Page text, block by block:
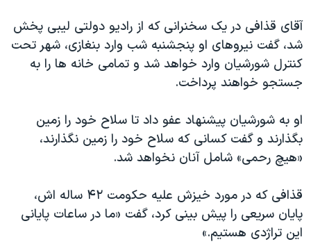
اعتراضات مردمی آبان ۹۸
اسرائیل در جنگ
نرگس محمدی برنده جایزه نوبل صلح
همایش محافظه‌کاران آمریکا «سی‌پک»
صفحه‌های ویژه
سفر پرزیدنت ترامپ به چین
آقای قذافی در یک سخنرانی که از رادیو دولتی لیبی پخش
شد، گفت نیروهای او پنجشنبه شب وارد بنغازی، شهر تحت
کنترل شورشیان وارد خواهد شد و تمامی خانه ها را به
جستجو خواهند پرداخت.
او به شورشیان پیشنهاد عفو داد تا سلاح خود را زمین
بگذارند و گفت کسانی که سلاح خود را زمین نگذارند،
«هیچ رحمی» شامل آنان نخواهد شد.
قذافی که در مورد خیزش علیه حکومت ۴۲ ساله اش،
پایان سریعی را پیش بینی کرد، گفت «ما در ساعات پایانی
این تراژدی هستیم.»